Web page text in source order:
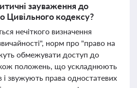
зауваження до
Цивільного кодексу?
нечіткого визначення
норм про "право на
обмежувати доступ до
положень, що ускладнюють
і звужують права одностатевих